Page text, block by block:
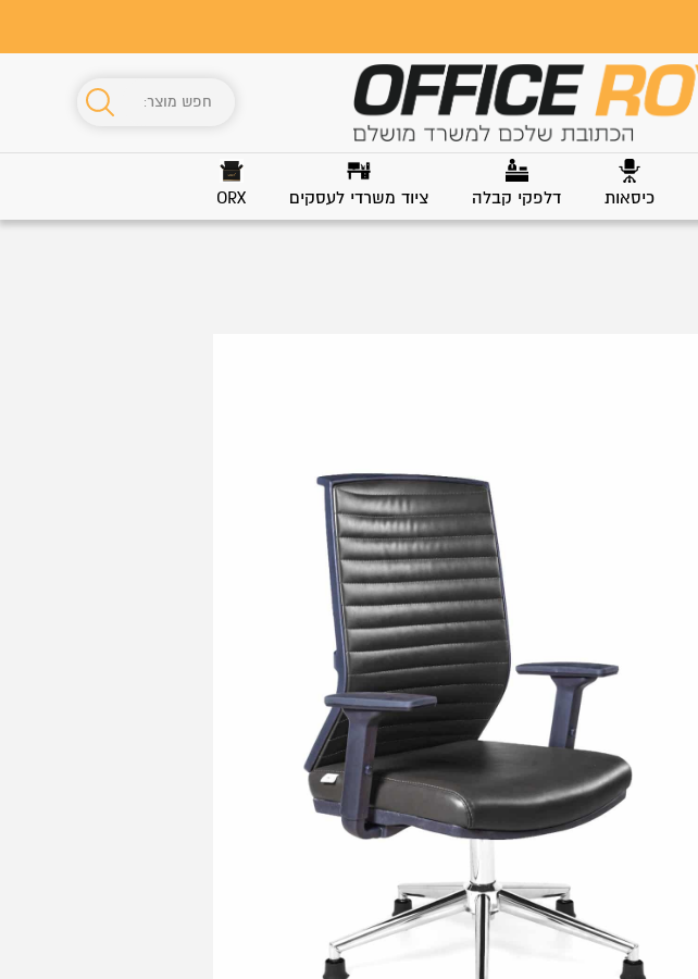
כיסאות דלפקי קבלה ציוד משרדי לעסקים ORX